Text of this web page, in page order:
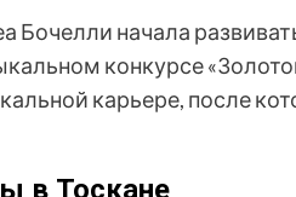
Бочелли начала
конкурсе
карьере, после